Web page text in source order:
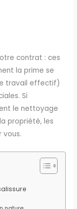
contrat : ces
la prime se
travail effectif)
Si
le nettoyage
propriété, les
vous.